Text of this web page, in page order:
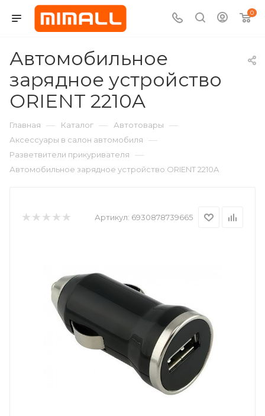
0
Автомобильное
зарядное устройство
ORIENT 2210A
Главная — Каталог — Автотовары —
Аксессуары в салон автомобиля —
Разветвители прикуривателя —
Автомобильное зарядное устройство ORIENT 2210A
Артикул: 6930878739665